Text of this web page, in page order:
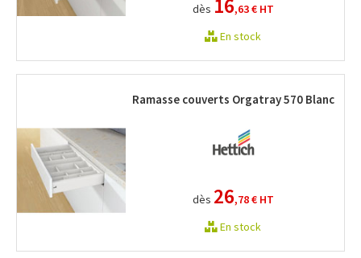
dès ,63 €HT
En stock
Ramasse couverts Orgatray 570 Blanc
dès 26,78 €HT
En stock